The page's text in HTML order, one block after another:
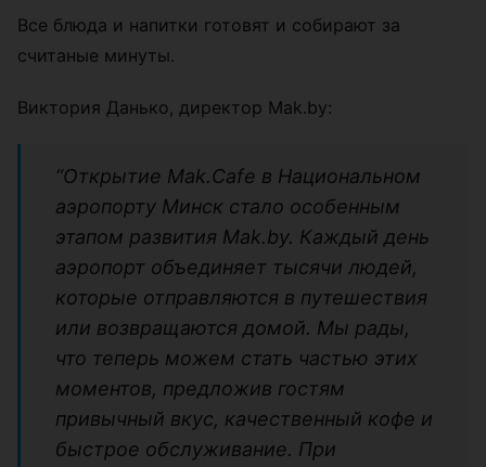
Все блюда и напитки готовят и собирают за
считаные минуты.
Виктория Данько, директор Mak.by:
“Открытие Mak.Cafe в Национальном
аэропорту Минск стало особенным
этапом развития Mak.by. Каждый день
аэропорт объединяет тысячи людей,
которые отправляются в путешествия
или возвращаются домой. Мы рады,
что теперь можем стать частью этих
моментов, предложив гостям
привычный вкус, качественный кофе и
быстрое обслуживание. При